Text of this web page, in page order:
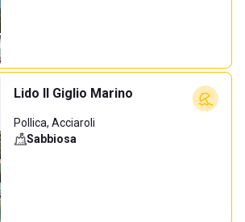
Lido Il Giglio Marino
Pollica, Acciaroli
Sabbiosa